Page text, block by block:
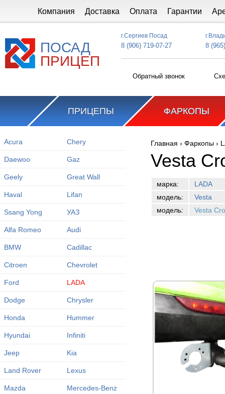
Компания Доставка Оплата Гарантии
ПОСАД
ПРИЦЕП
г.Сергиев Посад
8 (906) 719-07-27 8
Обратный звонок
ПРИЦЕПЫ ФАРКОПЫ
Acura Chery
Daewoo Gaz
Geely Great Wall
Haval Lifan
Ssang Yong УАЗ
Alfa Romeo Audi
BMW Cadillac
Citroen Chevrolet
Ford LADA
Dodge Chrysler
Honda Hummer
Hyundai Infiniti
Jeep Kia
Land Rover Lexus
Mazda Mercedes-Benz
Вы здесь
Главная › Фаркопы ›
Vesta
марка:
LADA
модель:
Vesta
модель:
Vesta